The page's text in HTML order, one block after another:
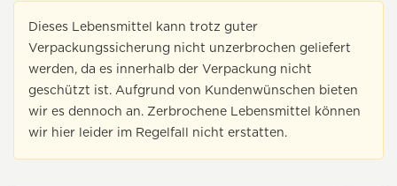
Dieses Lebensmittel kann trotz guter
Verpackungssicherung nicht unzerbrochen geliefert
werden, da es innerhalb der Verpackung nicht
geschützt ist. Aufgrund von Kundenwünschen bieten
wir es dennoch an. Zerbrochene Lebensmittel können
wir hier leider im Regelfall nicht erstatten.